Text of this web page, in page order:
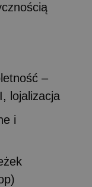
–
lojalizacja
i